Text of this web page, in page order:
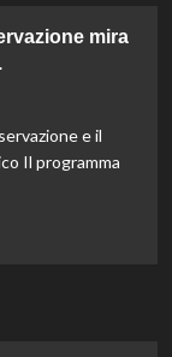
mira
e il
Il programma